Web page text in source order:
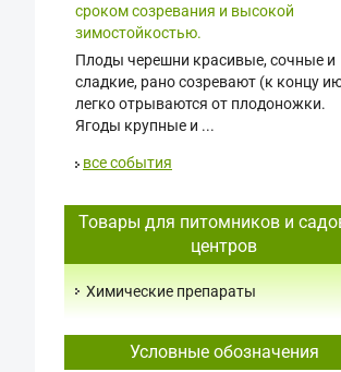
сроком созревания и высокой
зимостойкостью.
Плоды черешни красивые, сочные и
сладкие, рано созревают (к концу
легко отрываются от плодоножки.
Ягоды крупные и ...
все события
Товары для питомников и
центров
Химические препараты
Условные обозначения